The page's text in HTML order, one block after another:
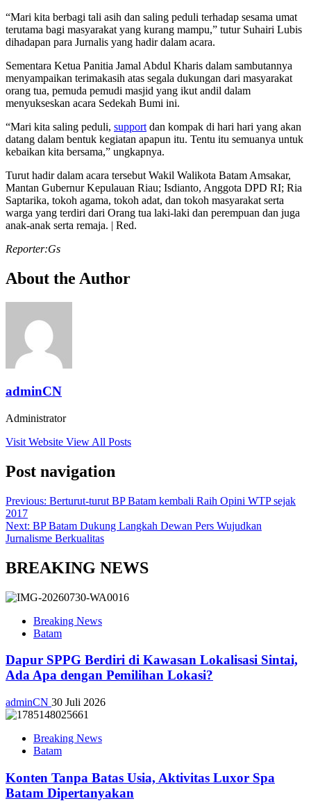
“Mari kita berbagi tali asih dan saling peduli terhadap sesama umat
terutama bagi masyarakat yang kurang mampu,” tutur Suhairi Lubis
dihadapan para Jurnalis yang hadir dalam acara.
Sementara Ketua Panitia Jamal Abdul Kharis dalam sambutannya
menyampaikan terimakasih atas segala dukungan dari masyarakat
orang tua, pemuda pemudi masjid yang ikut andil dalam
menyukseskan acara Sedekah Bumi ini.
“Mari kita saling peduli, support dan kompak di hari hari yang akan
datang dalam bentuk kegiatan apapun itu. Tentu itu semuanya untuk
kebaikan kita bersama,” ungkapnya.
Turut hadir dalam acara tersebut Wakil Walikota Batam Amsakar,
Mantan Gubernur Kepulauan Riau; Isdianto, Anggota DPD RI; Ria
Saptarika, tokoh agama, tokoh adat, dan tokoh masyarakat serta
warga yang terdiri dari Orang tua laki-laki dan perempuan dan juga
anak-anak serta remaja. | Red.
Reporter:Gs
About the Author
adminCN
Administrator
Visit Website View All Posts
Post navigation
Previous: Berturut-turut BP Batam kembali Raih Opini WTP sejak
2017
Next: BP Batam Dukung Langkah Dewan Pers Wujudkan
Jurnalisme Berkualitas
BREAKING NEWS
Breaking News
Batam
Dapur SPPG Berdiri di Kawasan Lokalisasi Sintai,
Ada Apa dengan Pemilihan Lokasi?
adminCN 30 Juli 2026
Breaking News
Batam
Konten Tanpa Batas Usia, Aktivitas Luxor Spa
Batam Dipertanyakan